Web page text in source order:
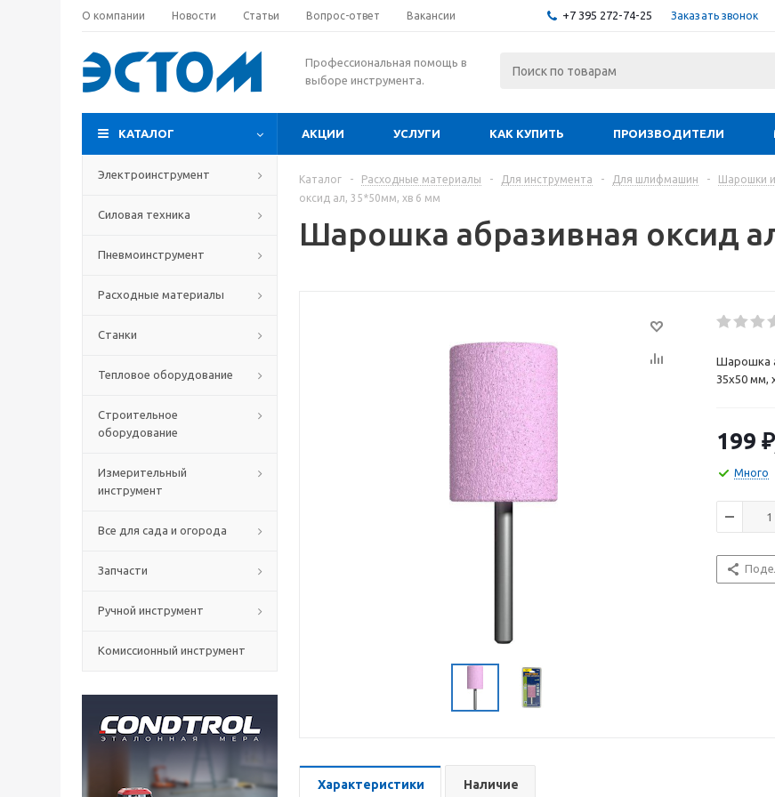
О компании Новости Статьи Вопрос-ответ Вакансии +7 395 272-74-25 Заказать звонок
Профессиональная помощь в
выборе инструмента.
КАТАЛОГ АКЦИИ УСЛУГИ КАК КУПИТЬ ПРОИЗВОДИТЕЛИ
Электроинструмент
Силовая техника
Пневмоинструмент
Расходные материалы
Станки
Тепловое оборудование
Строительное
оборудование
Измерительный
инструмент
Все для сада и огорода
Запчасти
Ручной инструмент
Комиссионный инструмент
Каталог - Расходные материалы - Для инструмента - Для шлифмашин - Шарошки
оксид ал, 35*50мм, хв 6 мм
Шарошка абразивная оксид
Шарошка
35х50 мм,
199 ₽
Много
Характеристики Наличие